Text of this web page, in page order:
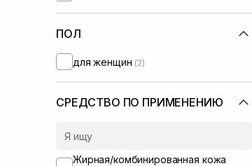
ПОЛ
для женщин (2)
СРЕДСТВО ПО ПРИМЕНЕНИЮ
Жирная/комбинированная кожа